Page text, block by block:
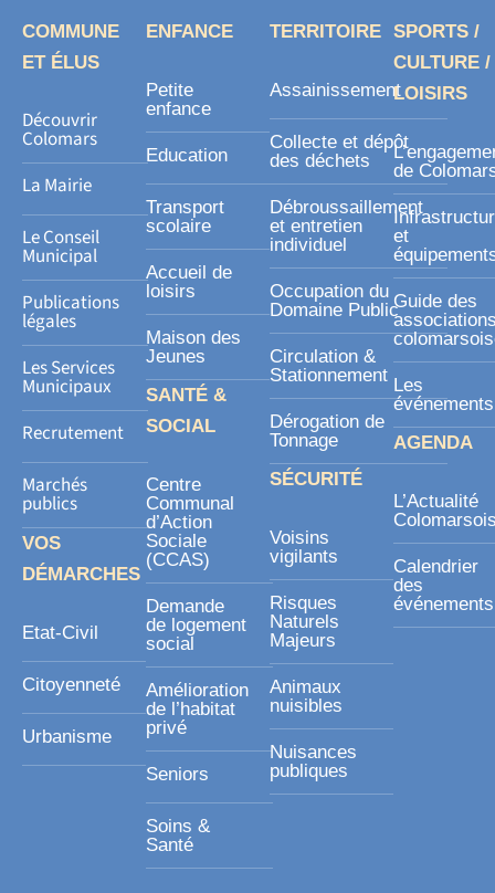
s
r
COMMUNE
ET ÉLUS
Découvrir
Colomars
La Mairie
Le Conseil
Municipal
Publications
légales
Les Services
Municipaux
Recrutement
Marchés
publics
VOS
DÉMARCHES
Etat-Civil
Citoyenneté
Urbanisme
ENFANCE
Petite
enfance
Education
Transport
scolaire
Accueil de
loisirs
Maison des
Jeunes
SANTÉ &
SOCIAL
Centre
Communal
d’Action
Sociale
(CCAS)
Demande
de logement
social
Amélioration
de l’habitat
privé
Seniors
Soins &
Santé
TERRITOIRE
Assainissement
Collecte et dépôt
des déchets
Débroussaillement
et entretien
individuel
Occupation du
Domaine Public
Circulation &
Stationnement
Dérogation de
Tonnage
SÉCURITÉ
Voisins
vigilants
Risques
Naturels
Majeurs
Animaux
nuisibles
Nuisances
publiques
SPORTS /
CULTURE /
LOISIRS
de
et
Guide des
Les
événements
AGENDA
L’Actualité
Calendrier
des
événements